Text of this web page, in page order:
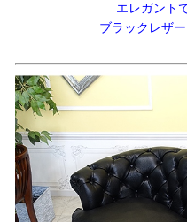
エレガント
ブラックレザ